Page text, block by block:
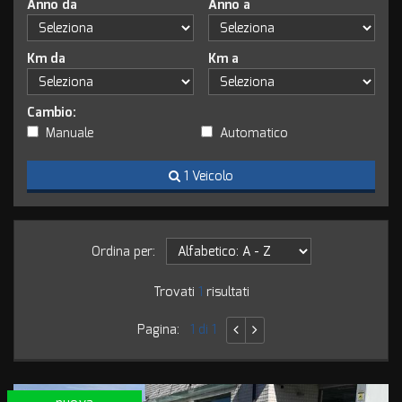
Anno da Anno a
Km da Km a
Cambio:
Manuale
Automatico
1 Veicolo
Ordina per:
Trovati 1 risultati
Pagina: 1 di 1
tracciamento
che
adottiamo
per
offrire
le
funzionalità
e
attività
di
seguito
sul
funzionamento